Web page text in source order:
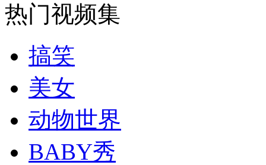
安徽一实载49人客车翻车
走！跟着总书记去植树
消防员救轻生者 花炮节热闹非凡
热门视频集
搞笑
美女
动物世界
BABY秀